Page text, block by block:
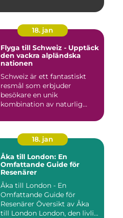
18. jan
Flyga till Schweiz - Upptäck
den vackra alpländska
nationen
Schweiz är ett fantastiskt
resmål som erbjuder
besökare en unik
kombination av naturlig
18. jan
Åka till London: En
Omfattande Guide för
Resenärer
Åka till London - En
Omfattande Guide för
Resenärer Översikt av Åka
till London London, den livli...